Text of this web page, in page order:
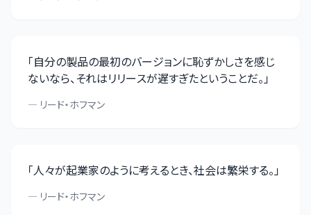
「自分の製品の最初のバージョンに恥ずかしさを感じ
ないなら、それはリリースが遅すぎたということだ。」
— リード・ホフマン
「人々が起業家のように考えるとき、社会は繁栄する。」
— リード・ホフマン